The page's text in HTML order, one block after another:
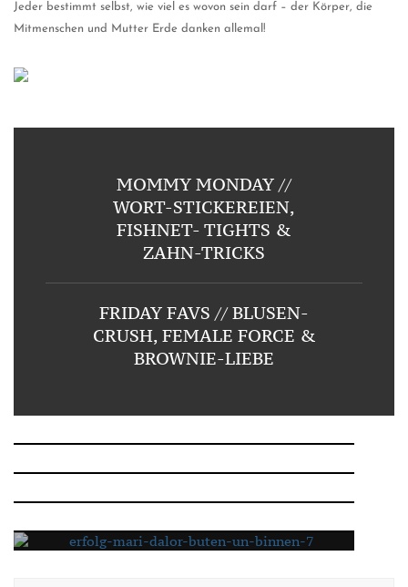
Jeder bestimmt selbst, wie viel es wovon sein darf – der Körper, die
Mitmenschen und Mutter Erde danken allemal!
MOMMY MONDAY //
WORT-STICKEREIEN,
FISHNET- TIGHTS &
ZAHN-TRICKS
FRIDAY FAVS // BLUSEN-
CRUSH, FEMALE FORCE &
BROWNIE-LIEBE
just.like.a.riot.
EVENT // C&A
WARUM WIR ERFOLG NEU